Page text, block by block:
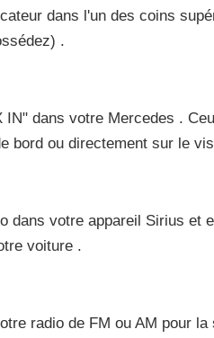
dans l'un des coins
.
IN" dans votre Mercedes .
bord ou directement sur ​​le
dans votre appareil Sirius et
voiture .
radio de FM ou AM pour